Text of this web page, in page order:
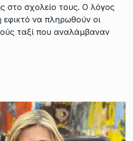
στο σχολείο τους. Ο λόγος
εφικτό να πληρωθούν οι
ταξί που αναλάμβαναν